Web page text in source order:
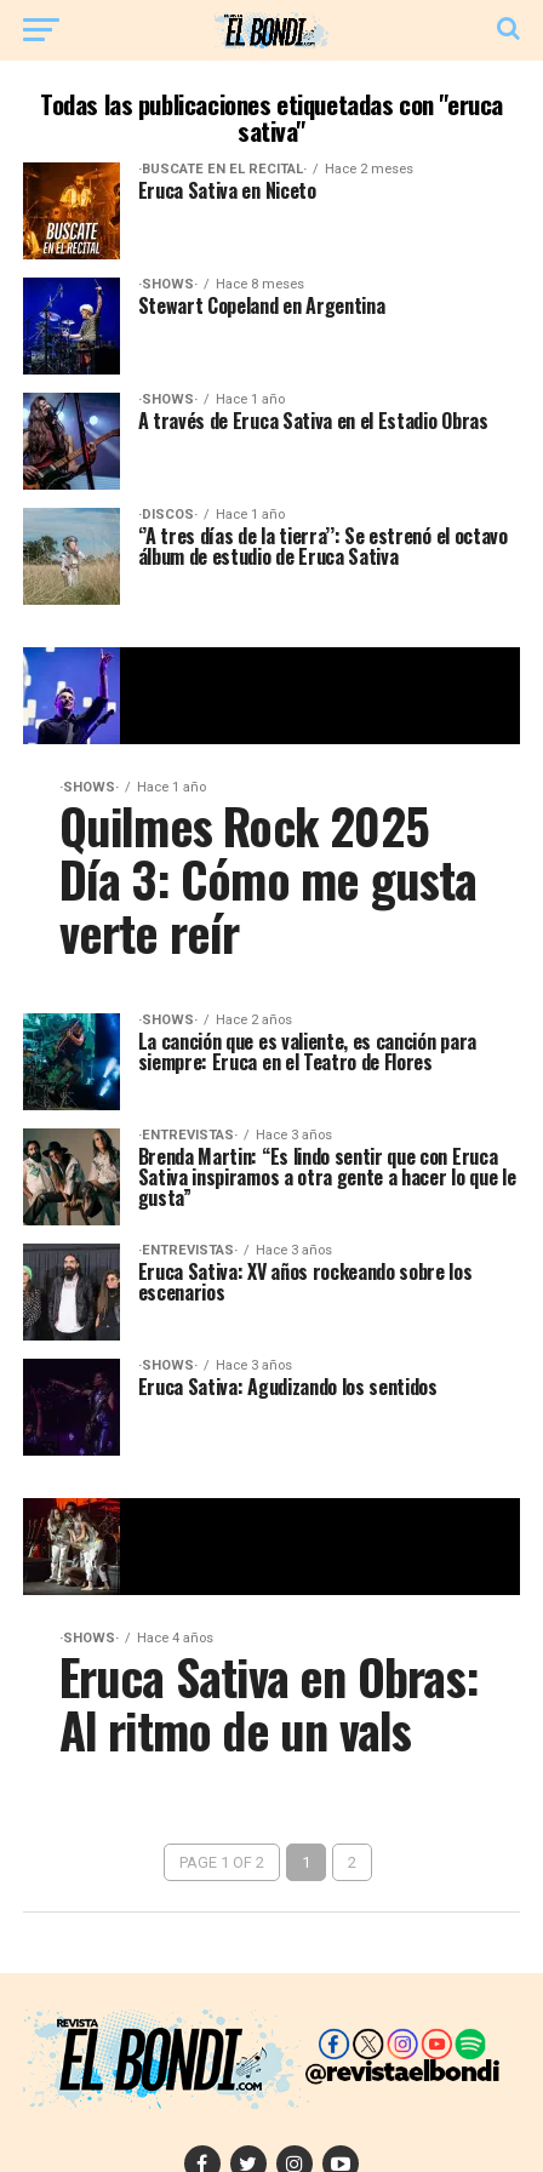
Todas las publicaciones etiquetadas con "eruca
sativa"
·BUSCATE EN EL RECITAL· Hace 2 meses
Eruca Sativa en Niceto
·SHOWS· Hace 8 meses
Stewart Copeland en Argentina
·SHOWS· Hace 1 año
A través de Eruca Sativa en el Estadio Obras
·DISCOS· Hace 1 año
‘’A tres días de la tierra’’: Se estrenó el octavo
álbum de estudio de Eruca Sativa
·SHOWS· Hace 1 año
Quilmes Rock 2025
Día 3: Cómo me gusta
verte reír
·SHOWS· Hace 2 años
La canción que es valiente, es canción para
siempre: Eruca en el Teatro de Flores
·ENTREVISTAS· Hace 3 años
Brenda Martin: “Es lindo sentir que con Eruca
Sativa inspiramos a otra gente a hacer lo que le
gusta”
·ENTREVISTAS· Hace 3 años
Eruca Sativa: XV años rockeando sobre los
escenarios
·SHOWS· Hace 3 años
Eruca Sativa: Agudizando los sentidos
·SHOWS· Hace 4 años
Eruca Sativa en Obras:
Al ritmo de un vals
PAGE 1 OF 2 1 2